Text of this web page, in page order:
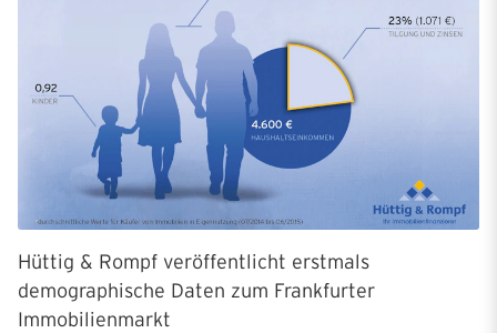
Hüttig & Rompf veröffentlicht erstmals
demographische Daten zum Frankfurter
Immobilienmarkt